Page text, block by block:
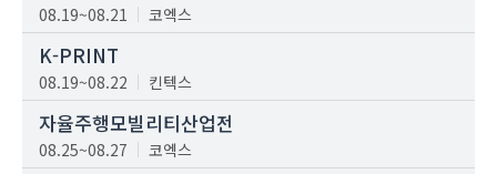
08.19~08.21 코엑스
K-PRINT
08.19~08.22 킨텍스
자율주행모빌리티산업전
08.25~08.27 코엑스